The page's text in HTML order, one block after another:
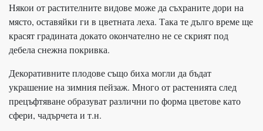
Някои от растителните видове може да съхраните дори на
място, оставяйки ги в цветната леха. Така те дълго време ще
красят градината докато окончателно не се скрият под
дебела снежна покривка.
Декоративните плодове също биха могли да бъдат
украшение на зимния пейзаж. Много от растенията след
прецъфтяване образуват различни по форма цветове като
сфери, чадърчета и т.н.